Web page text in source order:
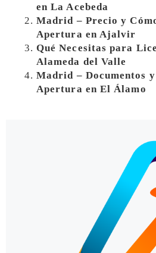
en La Acebeda
Madrid – Precio y
Apertura en Ajalvir
Qué Necesitas para
Alameda del Valle
Madrid – Documentos
Apertura en El Álamo